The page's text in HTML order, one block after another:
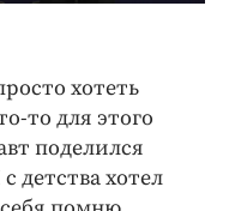
хотеть
то для этого
поделился
детства хотел